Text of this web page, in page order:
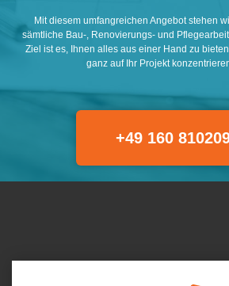
Mit diesem umfangreichen Angebot stehen
sämtliche Bau-, Renovierungs- und
Ziel ist es, Ihnen alles aus einer Hand zu
ganz auf Ihr Projekt
+49 160